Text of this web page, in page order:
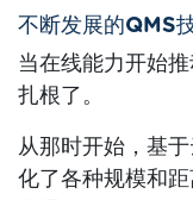
不断发展的QMS
当在线能力开始
扎根了。
从那时开始，基
化了各种规模和